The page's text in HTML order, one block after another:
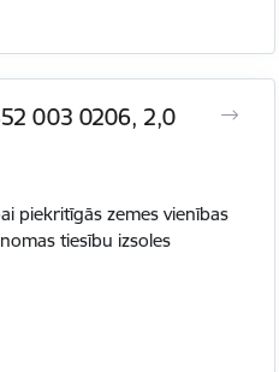
003 0206, 2,0
piekritīgās zemes vienības
tiesību izsoles